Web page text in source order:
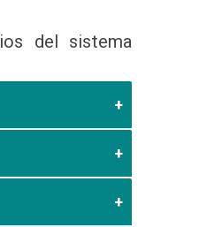
del sistema